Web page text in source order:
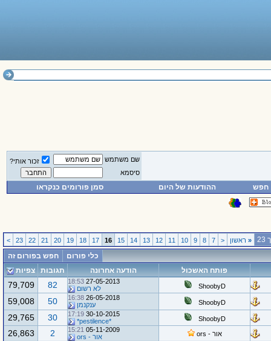
שם משתמש
זכור אותי?
סיסמא
חפש ההודעות של היום סמן פורומים כנקראו
«ראשון <
7
8
9
10
11
12
13
14
15
16
17
18
19
20
21
22
23
>
כלי פורום
חפש בפורום זה
פותח האשכול
הודעה אחרונה תגובות צפיות
ShoobyD
27-05-2013
18:53
לא רשום
82
79,709
ShoobyD
26-05-2018
16:38
ענקנמן
50
59,008
ShoobyD
30-10-2015
17:19
*pestilence*
30
29,765
אור - ors
05-11-2009
15:21
אור - ors
2
26,863